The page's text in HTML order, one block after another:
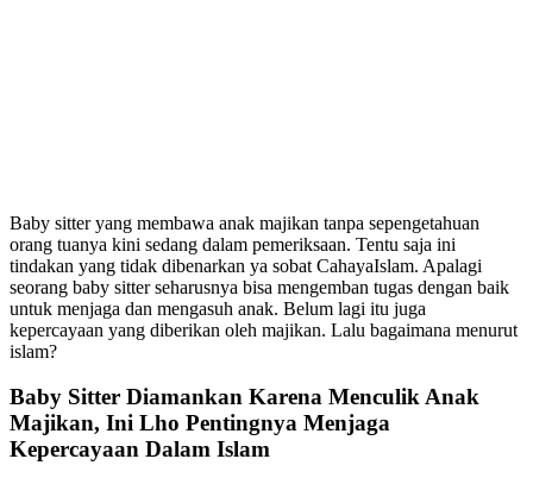
Baby sitter yang membawa anak majikan tanpa sepengetahuan
orang tuanya kini sedang dalam pemeriksaan. Tentu saja ini
tindakan yang tidak dibenarkan ya sobat CahayaIslam. Apalagi
seorang baby sitter seharusnya bisa mengemban tugas dengan baik
untuk menjaga dan mengasuh anak. Belum lagi itu juga
kepercayaan yang diberikan oleh majikan. Lalu bagaimana menurut
islam?
Baby Sitter Diamankan Karena Menculik Anak
Majikan, Ini Lho Pentingnya Menjaga
Kepercayaan Dalam Islam